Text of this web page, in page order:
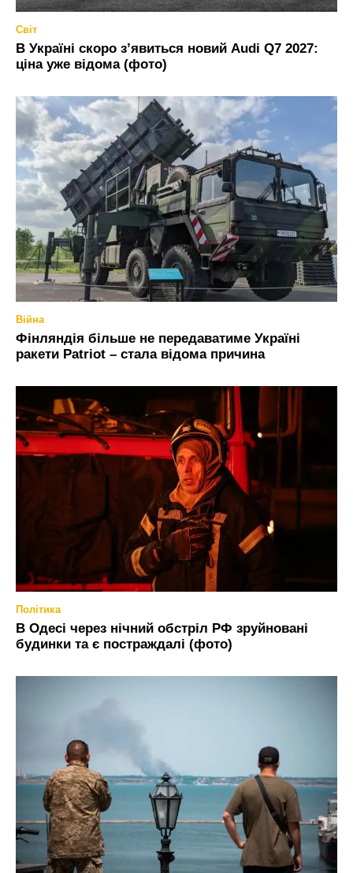
Світ
В Україні скоро з’явиться новий Audi Q7 2027:
ціна уже відома (фото)
Війна
Фінляндія більше не передаватиме Україні
ракети Patriot – стала відома причина
Політика
В Одесі через нічний обстріл РФ зруйновані
будинки та є постраждалі (фото)